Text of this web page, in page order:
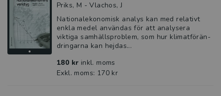
Priks, M - Vlachos, J
Nationalekonomisk analys kan med relativt
enkla medel användas för att analysera
viktiga samhällsproblem, som hur klimatförän­
dring­arna kan hejdas...
180 kr inkl. moms
Exkl. moms: 170 kr